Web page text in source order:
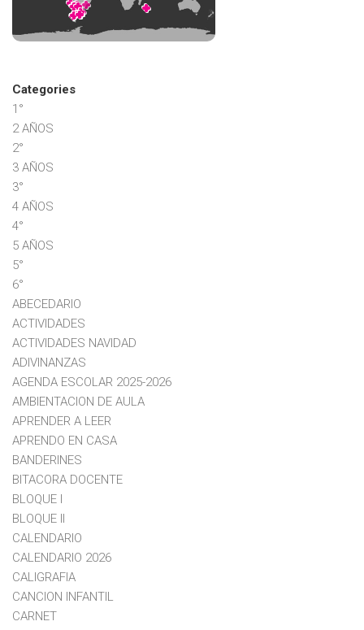
Categories
1°
2 AÑOS
2°
3 AÑOS
3°
4 AÑOS
4°
5 AÑOS
5°
6°
ABECEDARIO
ACTIVIDADES
ACTIVIDADES NAVIDAD
ADIVINANZAS
AGENDA ESCOLAR 2025-2026
AMBIENTACION DE AULA
APRENDER A LEER
APRENDO EN CASA
BANDERINES
BITACORA DOCENTE
BLOQUE I
BLOQUE II
CALENDARIO
CALENDARIO 2026
CALIGRAFIA
CANCION INFANTIL
CARNET